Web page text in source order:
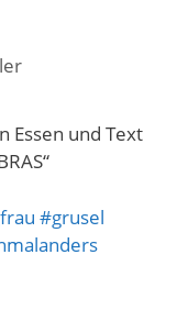
#grusel